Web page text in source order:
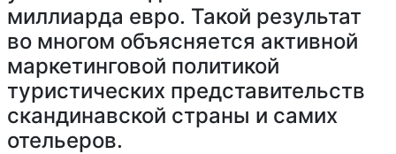
миллиарда евро. Такой результат
во многом объясняется активной
маркетинговой политикой
туристических представительств
скандинавской страны и самих
отельеров.